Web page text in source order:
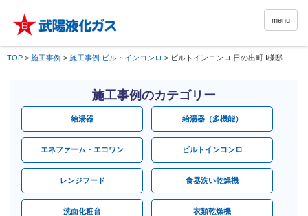
menu
TOP > 施工事例 > 施工事例 ビルトインコンロ > ビルトインコンロ 日の出町 I様邸
施工事例のカテゴリー
給湯器 給湯器（多機能）
エネファーム・エコワン ビルトインコンロ
レンジフード 食器洗い乾燥機
洗面化粧台 衣類乾燥機